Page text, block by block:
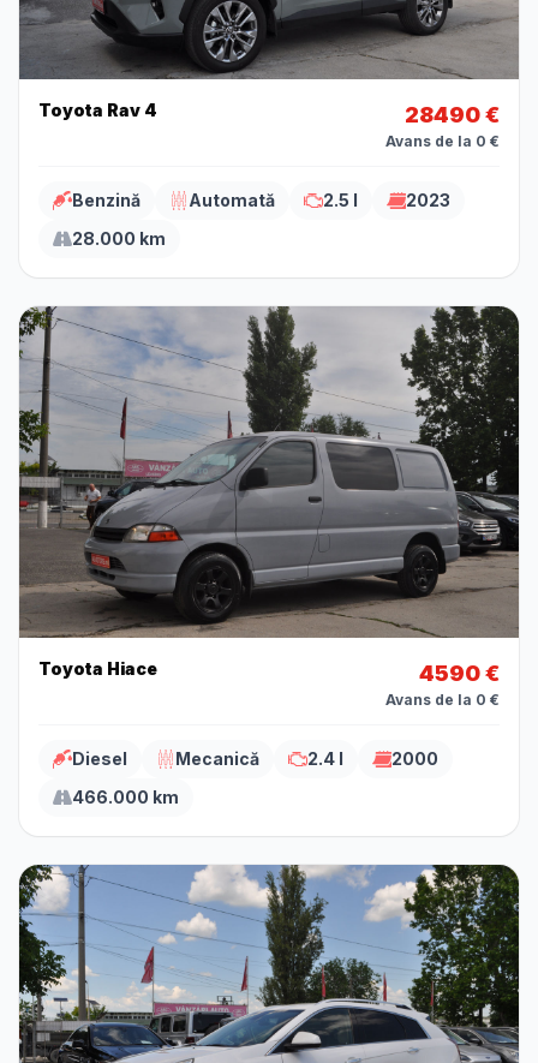
Toyota Rav 4 28490 €
Avans de la 0 €
Benzină Automată 2.5 l
2023
28.000 km
Toyota Hiace 4590 €
Avans de la 0 €
Diesel Mecanică 2.4 l
2000
466.000 km